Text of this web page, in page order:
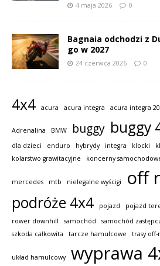
4 maja 2026 0
Bagnaia odchodzi z
go w 2027
24 czerwca 2026 0
4x4 acura acura integra acura integra
Adrenalina BMW buggy buggy
dla dzieci
enduro hybrydy integra klocki
kolarstwo grawitacyjne
koncerny
mercedes mtb nielegalne wyścigi off
podróże 4x4 pojazd pojazd
rower downhill
samochód samochód
szkoda całkowita
tarcze hamulcowe trasy off-
układ hamulcowy
wyprawa